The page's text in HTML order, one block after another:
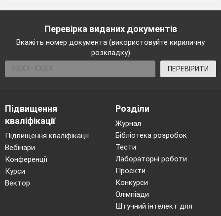
Перевірка виданих документів
Вкажіть номер документа (використовуйте кириличну
розкладку)
ПЕРЕВІРИТИ
Підвищення
кваліфікації
Підвищення кваліфікації
Вебінари
Конференції
Курси
Вектор
Розділи
Журнал
Бібліотека розробок
Тести
Лабораторні роботи
Проєкти
Конкурси
Олімпіади
Штучний інтелект для